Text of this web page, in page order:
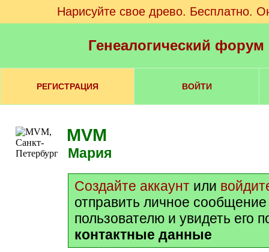
Нарисуйте свое древо. Бесплатно.
Генеалогический
РЕГИСТРАЦИЯ ВОЙТИ
MVM
Мария
Создайте аккаунт или
отправить личное
пользователю и увидеть его
контактные данные